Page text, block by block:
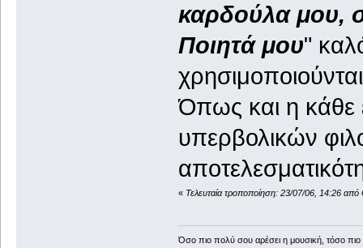
καρδούλα μου,
Ποιητά μου"
Όπως και η κάθε
υπερβολικών
« Τελευταία τροποποίηση: 23/07/06, 14:26
Όσο πιο πολύ σου αρέσει η μουσική, τόσο